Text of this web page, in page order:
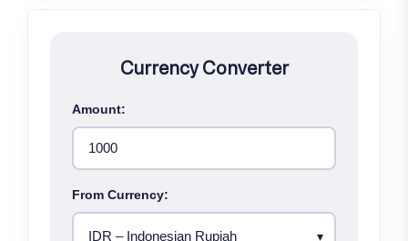
Currency Converter
Amount:
From Currency: